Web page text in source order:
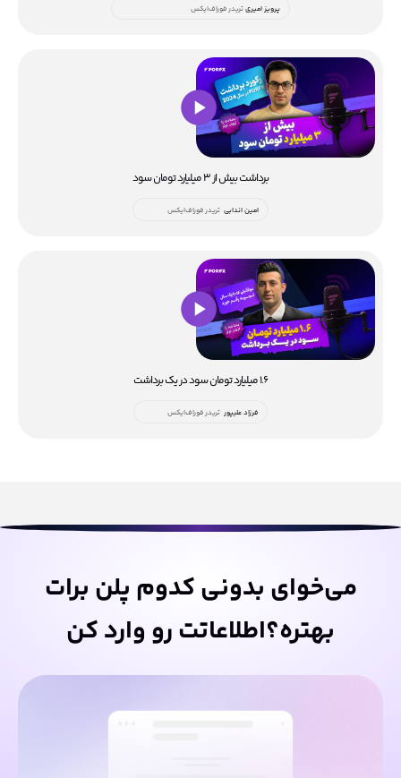
پرویز امیریتریدر فوراف‌ایکس
برداشت بیش از ۳ میلیارد تومان سود
امین اندابی تریدر فوراف‌ایکس
۱.۶ میلیارد تومان سود در یک برداشت
فرزاد علیپور تریدر فوراف‌ایکس
می‌خوای بدونی کدوم پلن برات
بهتره؟اطلاعاتت رو وارد کن